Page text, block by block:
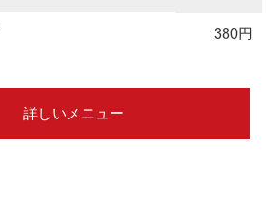
380円
詳しいメニュー